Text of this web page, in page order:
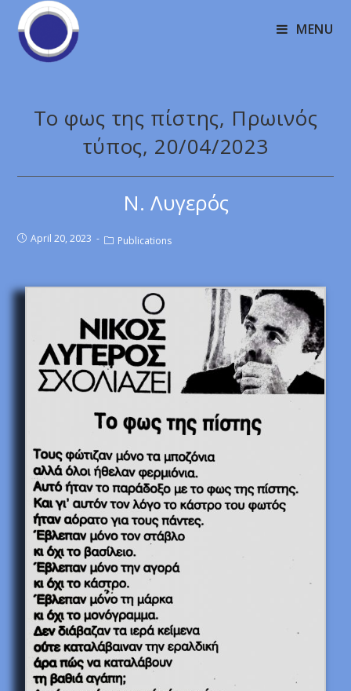
MENU
Το φως της πίστης, Πρωινός
τύπος, 20/04/2023
Ν. Λυγερός
April 20, 2023 Publications